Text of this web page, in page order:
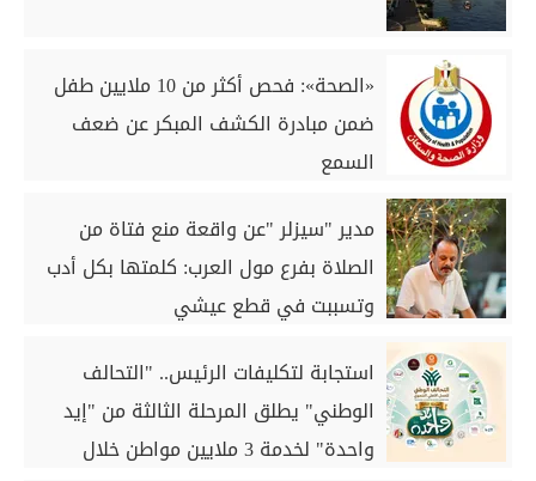
«الصحة»: فحص أكثر من 10 ملايين طفل
ضمن مبادرة الكشف المبكر عن ضعف
السمع
مدير "سيزلر "عن واقعة منع فتاة من
الصلاة بفرع مول العرب: كلمتها بكل أدب
وتسببت في قطع عيشي
استجابة لتكليفات الرئيس.. "التحالف
الوطني" يطلق المرحلة الثالثة من "إيد
واحدة" لخدمة 3 ملايين مواطن خلال